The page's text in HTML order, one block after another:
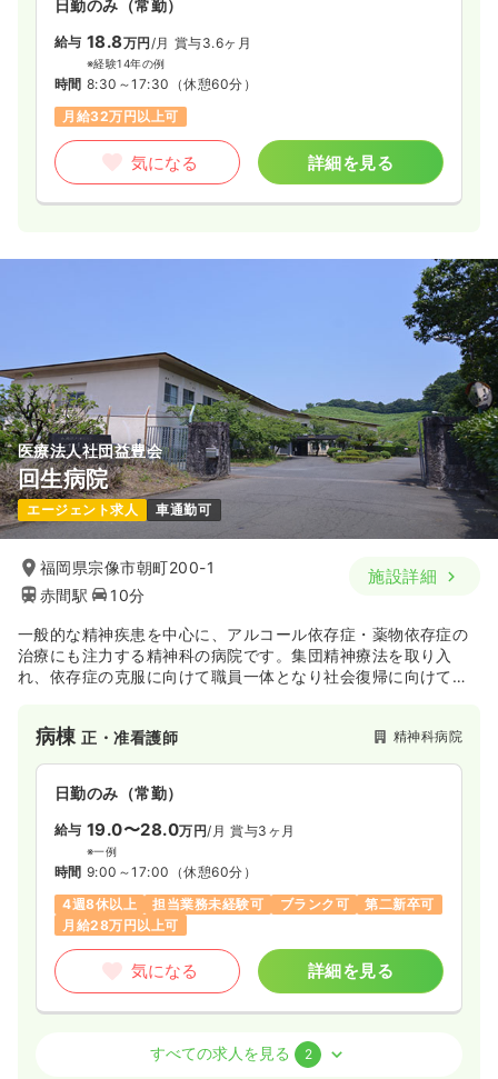
日勤のみ（常勤）
給与 18.8万円 /月 賞与3.6ヶ月
※経験14年の例
時間 8:30～17:30 （休憩60分）
月給32万円以上可
気になる 詳細を見る
医療法人社団益豊会
回生病院
エージェント求人 車通勤可
福岡県宗像市朝町200-1
赤間駅
10分
施設詳細
一般的な精神疾患を中心に、アルコール依存症・薬物依存症の
治療にも注力する精神科の病院です。集団精神療法を取り入
れ、依存症の克服に向けて職員一体となり社会復帰に向けて支
病棟正・准看護師 精神科病院
日勤のみ（常勤）
給与 19.0〜28.0万円/月 賞与3ヶ月
※一例
時間 9:00～17:00 （休憩60分）
4週8休以上
担当業務未経験可 ブランク可
第二新卒可
月給28万円以上可
気になる 詳細を見る
正看護師
すべての求人を見る 2